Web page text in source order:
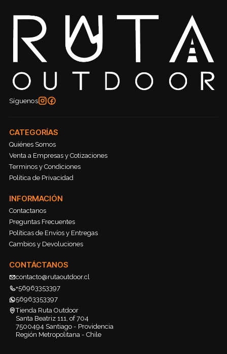
Síguenos
CATEGORÍAS
Quiénes Somos
Venta a Empresas y Cotizaciones
Terminos y Condiciones
Política de Privacidad
INFORMACIÓN
Contactanos
Preguntas Frecuentes
Políticas de Envíos y Entregas
Cambios y Devoluciones
CONTÁCTANOS
contacto@rutaoutdoor.cl
+56963353397
56963353397
Tienda Ruta Outdoor
Santa Beatriz 111, of 704
7500494 Santiago - Providencia
Región Metropolitana - Chile